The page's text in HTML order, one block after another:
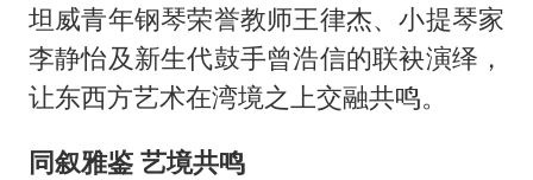
坦威青年钢琴荣誉教师王律杰、小提琴家
李静怡及新生代鼓手曾浩信的联袂演绎，
让东西方艺术在湾境之上交融共鸣。
同叙雅鉴 艺境共鸣